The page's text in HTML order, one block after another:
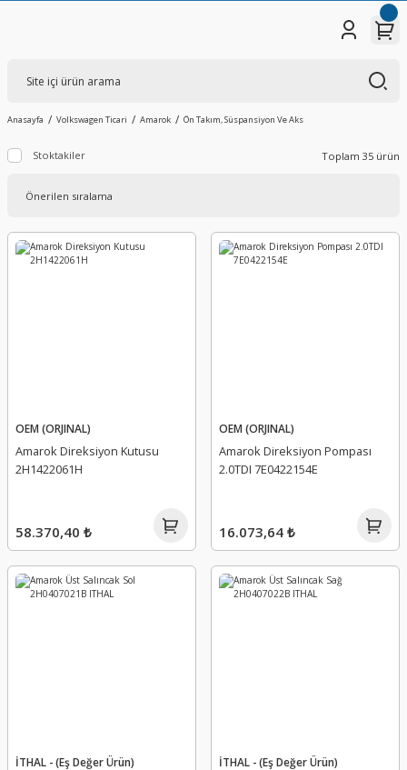
Anasayfa Volkswagen Ticari Amarok Ön Takım, Süspansiyon Ve Aks
Stoktakiler Toplam 35 ürün
OEM (ORJINAL)
Amarok Direksiyon Kutusu
2H1422061H
58.370,40 ₺
OEM (ORJINAL)
Amarok Direksiyon Pompası
2.0TDI 7E0422154E
16.073,64 ₺
İTHAL - (Eş Değer Ürün) İTHAL - (Eş Değer Ürün)